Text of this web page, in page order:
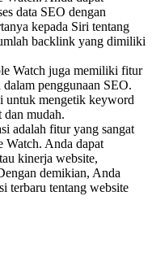
data SEO dengan
kepada Siri tentang
backlink yang dimiliki
Watch juga memiliki fitur
penggunaan SEO.
untuk mengetik keyword
dan mudah.
adalah fitur yang sangat
Watch. Anda dapat
kinerja website,
demikian, Anda
terbaru tentang website